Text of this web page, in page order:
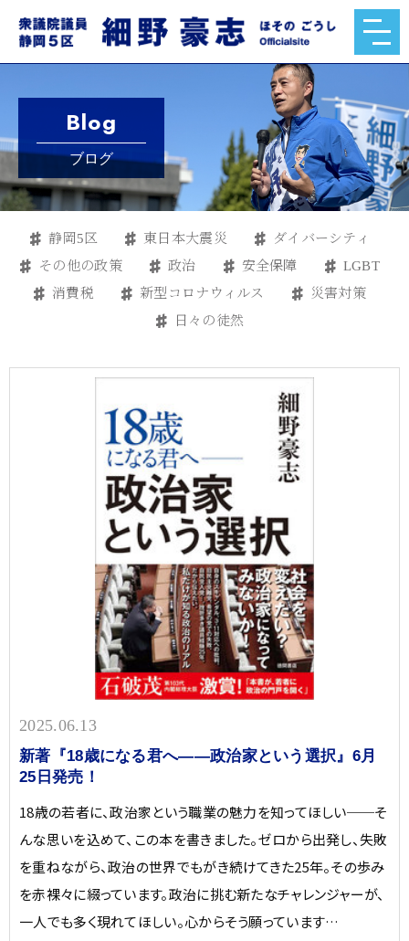
Blog
ブログ
静岡5区 東日本大震災
ダイバーシティ
その他の政策
政治 安全保障
LGBT
消費税
新型コロナウィルス
災害対策
日々の徒然
2025.06.13
新著『18歳になる君へ——政治家という選択』6月
25日発売！
18歳の若者に、政治家という職業の魅力を知ってほしい──そ
んな思いを込めて、この本を書きました。ゼロから出発し、失敗
を重ねながら、政治の世界でもがき続けてきた25年。その歩み
を赤裸々に綴っています。政治に挑む新たなチャレンジャーが、
一人でも多く現れてほしい。心からそう願っています…